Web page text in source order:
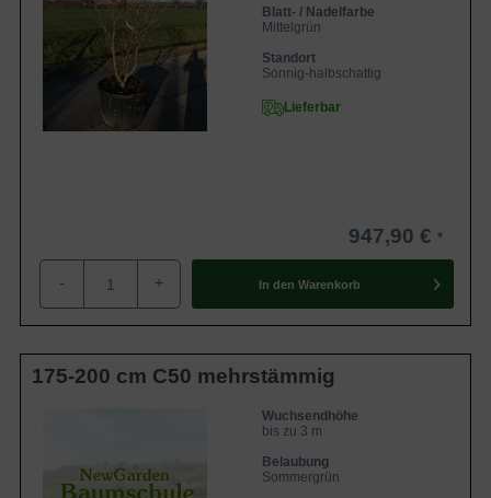
Blatt- / Nadelfarbe
Mittelgrün
Standort
Sonnig-halbschattig
Lieferbar
947,90 €
- + In den Warenkorb
175-200 cm C50 mehrstämmig
Wuchsendhöhe
bis zu 3 m
Belaubung
Sommergrün